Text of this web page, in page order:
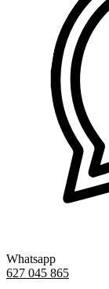
Whatsapp
627 045 865